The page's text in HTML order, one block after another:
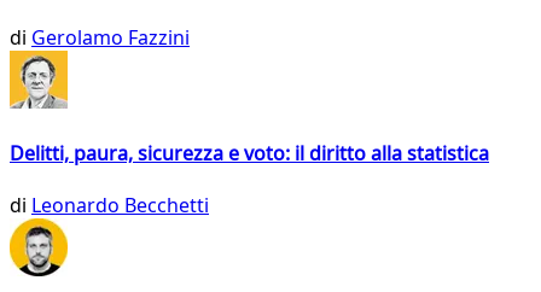
di Gerolamo Fazzini
Delitti, paura, sicurezza e voto: il diritto alla statistica
di Leonardo Becchetti